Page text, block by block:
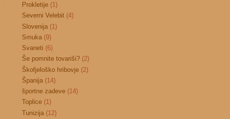
Prokletije (1)
Severni Velebit (4)
Slovenija (1)
Smuka (9)
Svaneti (6)
Še pomnite tovariši? (2)
Škofjeloško hribovje (2)
Španija (14)
športne zadeve (14)
Toplice (1)
Tunizija (12)